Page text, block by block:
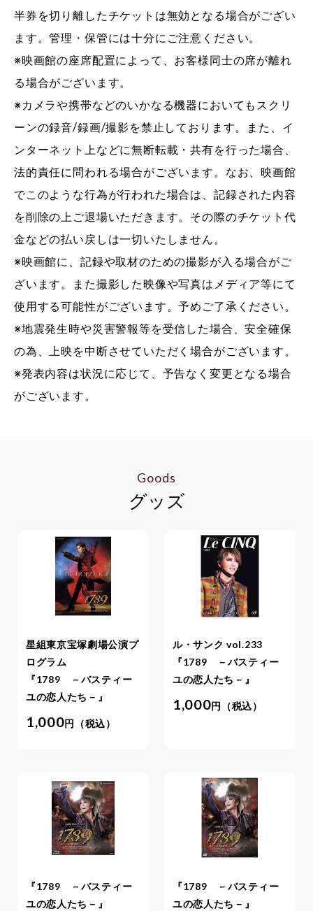
半券を切り離したチケットは無効となる場合がござい
ます。管理・保管には十分にご注意ください。
※映画館の座席配置によって、お客様同士の席が離れ
る場合がございます。
※カメラや携帯などのいかなる機器においてもスクリ
ーンの録音/録画/撮影を禁止しております。また、イ
ンターネット上などに無断転載・共有を行った場合、
法的責任に問われる場合がございます。なお、映画館
でこのような行為が行われた場合は、記録された内容
を削除の上ご退場いただきます。その際のチケット代
金などの払い戻しは一切いたしません。
※映画館に、記録や取材のための撮影が入る場合がご
ざいます。また撮影した映像や写真はメディア等にて
使用する可能性がございます。予めご了承ください。
※地震発生時や災害警報等を受信した場合、安全確保
の為、上映を中断させていただく場合がございます。
※発表内容は状況に応じて、予告なく変更となる場合
がございます。
Goods
グッズ
星組東京宝塚劇場公演プ
ログラム
『1789 －バスティー
ユの恋人たち－』
1,000円（税込）
ル・サンク vol.233
『1789 －バスティー
ユの恋人たち－』
1,000円（税込）
『1789 －バスティー
ユの恋人たち－』
『1789 －バスティー
ユの恋人たち－』